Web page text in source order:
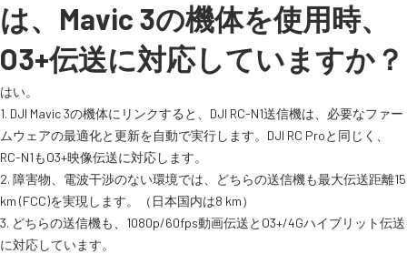
水中ドローン(ROV)・水中スクーター
RC・ロボット部品
講習会･国家資格･WEBセミナー
スペシャルコンテンツ 定期配信!
サポート・Q&A / 法人・学生のお客様
は、Mavic 3の機体を使用時、
O3+伝送に対応していますか？
はい。
1. DJI Mavic 3の機体にリンクすると、DJI RC-N1送信機は、必要なファー
ムウェアの最適化と更新を自動で実行します。DJI RC Proと同じく、
RC-N1もO3+映像伝送に対応します。
2. 障害物、電波干渉のない環境では、どちらの送信機も最大伝送距離15
km (FCC)を実現します。（日本国内は8 km）
3. どちらの送信機も、1080p/60fps動画伝送とO3+/4Gハイブリット伝送
に対応しています。